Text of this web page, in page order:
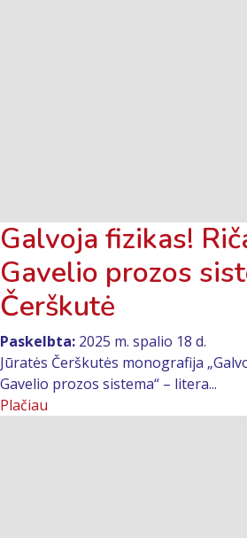
Galvoja fizikas!
Gavelio prozos
Čerškutė
Paskelbta: 2025 m. spalio 18 d.
Jūratės Čerškutės monografija
Gavelio prozos sistema“ – litera...
Plačiau